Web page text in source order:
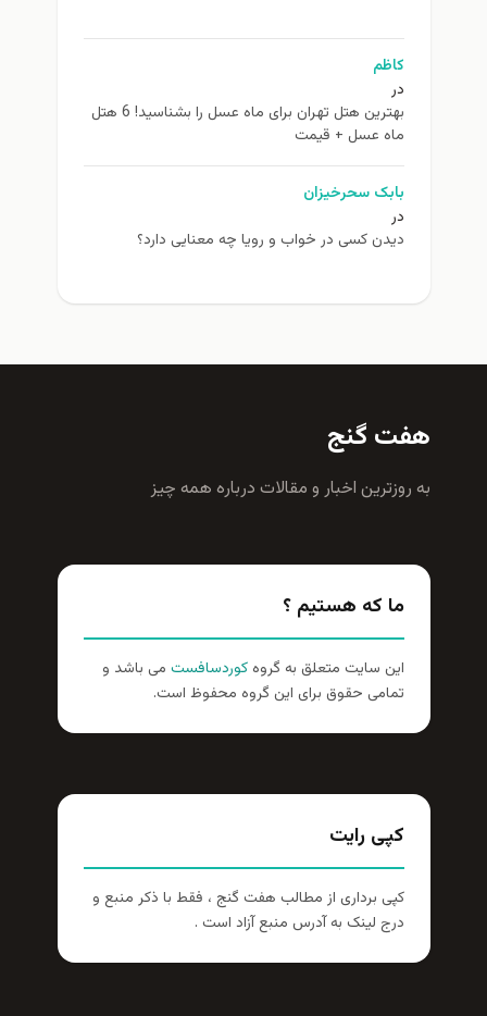
کاظم
در
بهترین هتل تهران برای ماه عسل را بشناسید! 6 هتل
ماه عسل + قیمت
بابک سحرخیزان
در
دیدن کسی در خواب و رویا چه معنایی دارد؟
هفت گنج
به روزترين اخبار و مقالات درباره همه چيز
ما که هستیم ؟
این سایت متعلق به گروهکوردسافست می باشد و
تمامی حقوق برای این گروه محفوظ است.
کپی رایت
کپی برداری از مطالب هفت گنج ، فقط با ذکر منبع و
درج لینک به آدرس منبع آزاد است .